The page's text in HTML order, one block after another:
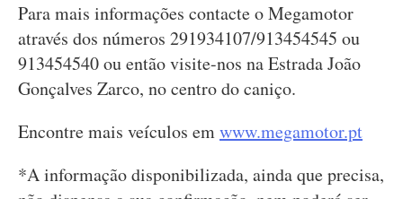
Para mais informações contacte o Megamotor
através dos números 291934107/913454545 ou
913454540 ou então visite-nos na Estrada João
Gonçalves Zarco, no centro do caniço.
Encontre mais veículos emwww.megamotor.pt
*A informação disponibilizada, ainda que precisa,